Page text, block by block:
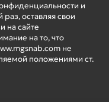
и
оставляя свои
на сайте
на то, что
не
положениями ст.